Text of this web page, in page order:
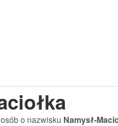
osób o nazwisku Namysł-